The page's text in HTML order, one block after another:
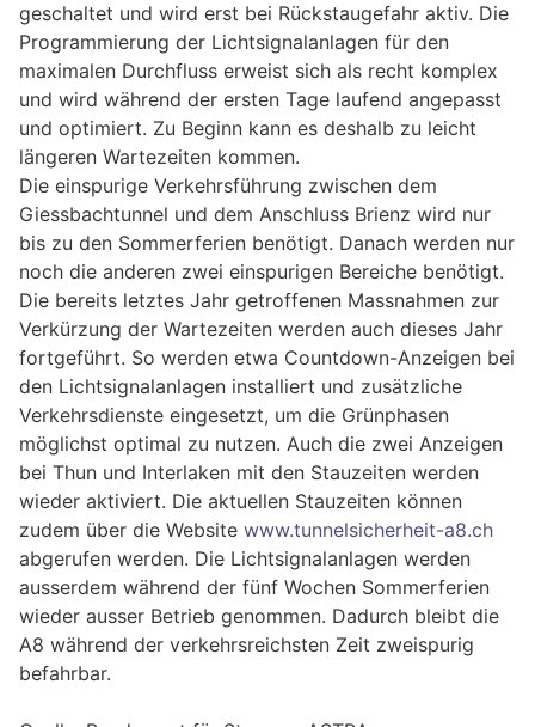
geschaltet und wird erst bei Rückstaugefahr aktiv. Die
Programmierung der Lichtsignalanlagen für den
maximalen Durchfluss erweist sich als recht komplex
und wird während der ersten Tage laufend angepasst
und optimiert. Zu Beginn kann es deshalb zu leicht
längeren Wartezeiten kommen.
Die einspurige Verkehrsführung zwischen dem
Giessbachtunnel und dem Anschluss Brienz wird nur
bis zu den Sommerferien benötigt. Danach werden nur
noch die anderen zwei einspurigen Bereiche benötigt.
Die bereits letztes Jahr getroffenen Massnahmen zur
Verkürzung der Wartezeiten werden auch dieses Jahr
fortgeführt. So werden etwa Countdown-Anzeigen bei
den Lichtsignalanlagen installiert und zusätzliche
Verkehrsdienste eingesetzt, um die Grünphasen
möglichst optimal zu nutzen. Auch die zwei Anzeigen
bei Thun und Interlaken mit den Stauzeiten werden
wieder aktiviert. Die aktuellen Stauzeiten können
zudem über die Website www.tunnelsicherheit-a8.ch
abgerufen werden. Die Lichtsignalanlagen werden
ausserdem während der fünf Wochen Sommerferien
wieder ausser Betrieb genommen. Dadurch bleibt die
A8 während der verkehrsreichsten Zeit zweispurig
befahrbar.